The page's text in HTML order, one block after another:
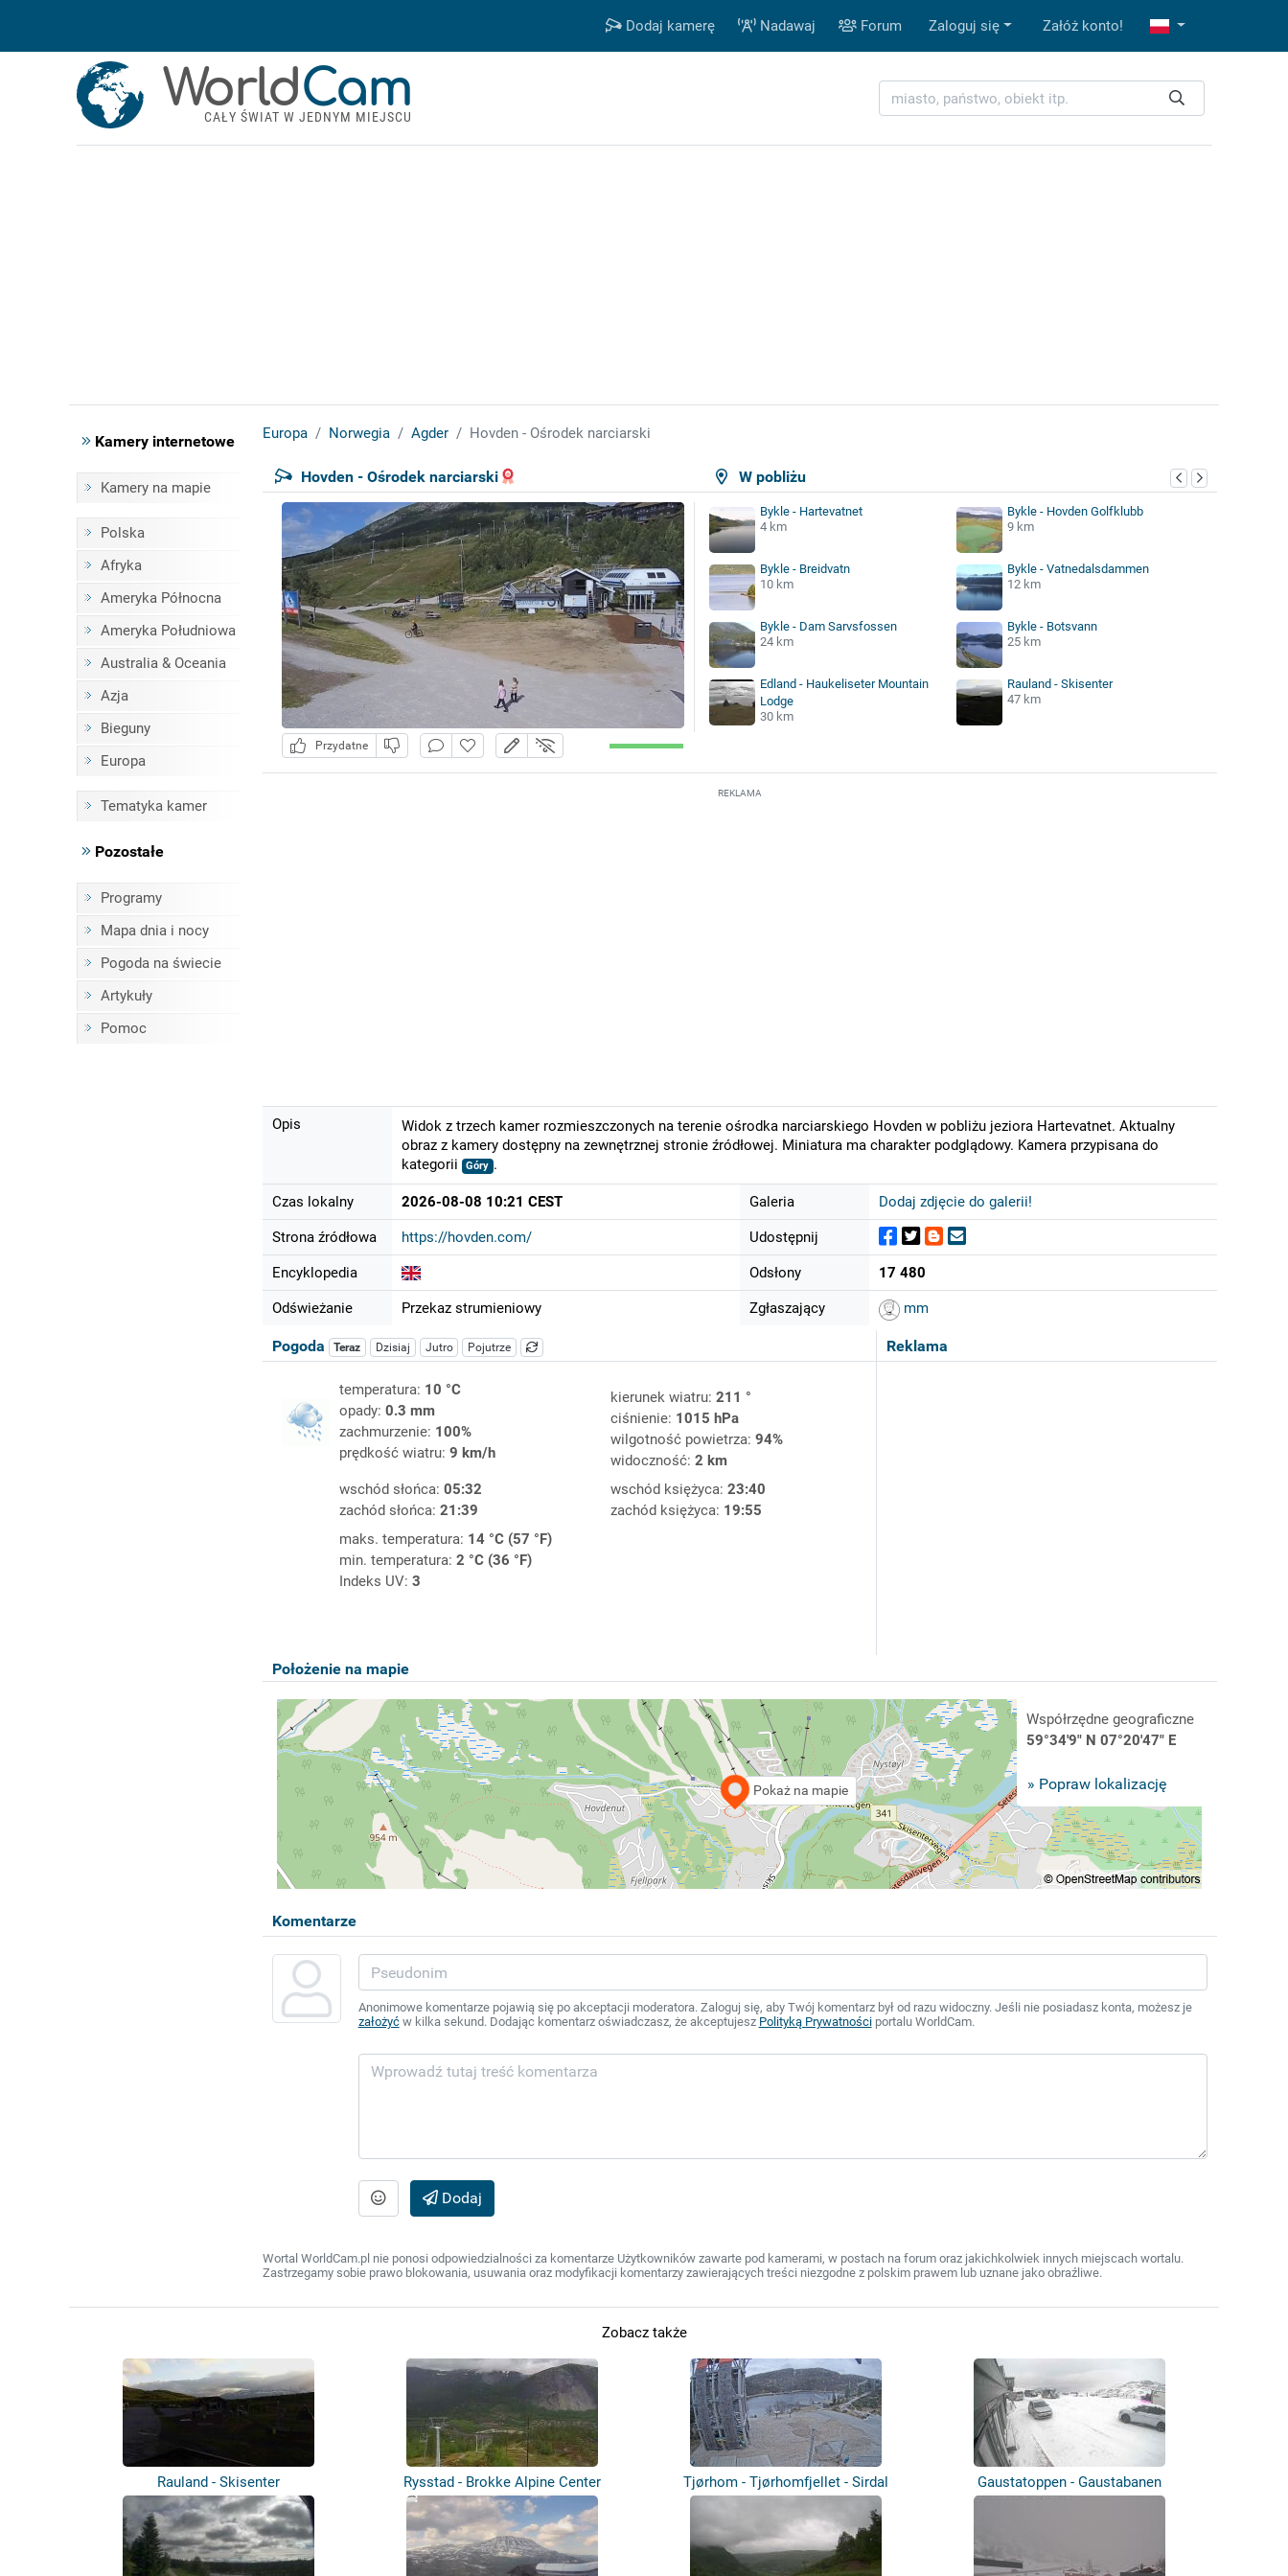
Dodaj kamerę Nadawaj Forum Zaloguj się Załóż konto!
WorldCam
CAŁY ŚWIAT W JEDNYM MIEJSCU
Kamery internetowe
Kamery na mapie
Polska
Afryka
Ameryka Północna
Ameryka Południowa
Australia & Oceania
Azja
Bieguny
Europa
Tematyka kamer
Pozostałe
Programy
Mapa dnia i nocy
Pogoda na świecie
Artykuły
Pomoc
Europa Norwegia Agder Hovden - Ośrodek narciarski
W pobliżu
Hovden - Ośrodek narciarski
Przydatne
Bykle - Hartevatnet
4 km
Bykle - Hovden Golfklubb
9 km
Bykle - Breidvatn
10 km
Bykle - Vatnedalsdammen
12 km
Bykle - Dam Sarvsfossen
24 km
Bykle - Botsvann
25 km
Edland - Haukeliseter Mountain
Lodge
30 km
Rauland - Skisenter
47 km
REKLAMA
Opis
Widok z trzech kamer rozmieszczonych na terenie ośrodka narciarskiego Hovden w pobliżu jeziora Hartevatnet. Aktualny
obraz z kamery dostępny na zewnętrznej stronie źródłowej. Miniatura ma charakter podglądowy. Kamera przypisana do
kategorii
Góry .
Czas lokalny 2026-08-08 10:21 CEST
Strona źródłowa https://hovden.com/
Encyklopedia
Odświeżanie Przekaz strumieniowy
Galeria Dodaj zdjęcie do galerii!
Udostępnij
Odsłony 17 480
Zgłaszający mm
Reklama
Pogoda Teraz Dzisiaj Jutro Pojutrze
temperatura: 10 °C
opady: 0.3 mm
zachmurzenie: 100%
prędkość wiatru: 9 km/h
kierunek wiatru: 211 °
ciśnienie: 1015 hPa
wilgotność powietrza: 94%
widoczność: 2 km
wschód słońca: 05:32
zachód słońca: 21:39
wschód księżyca: 23:40
zachód księżyca: 19:55
maks. temperatura: 14 °C (57 °F)
min. temperatura: 2 °C (36 °F)
Indeks UV: 3
Położenie na mapie
Pokaż na mapie
Współrzędne geograficzne
59°34'9" N 07°20'47" E
» Popraw lokalizację
Komentarze
Anonimowe komentarze pojawią się po akceptacji moderatora. Zaloguj się, aby Twój komentarz był od razu widoczny. Jeśli nie posiadasz konta, możesz je
założyćw kilka sekund. Dodając komentarz oświadczasz, że akceptujesz Polityką Prywatnościportalu WorldCam.
Dodaj
Wortal WorldCam.pl nie ponosi odpowiedzialności za komentarze Użytkowników zawarte pod kamerami, w postach na forum oraz jakichkolwiek innych miejscach wortalu.
Zastrzegamy sobie prawo blokowania, usuwania oraz modyfikacji komentarzy zawierających treści niezgodne z polskim prawem lub uznane jako obraźliwe.
Zobacz także
Rauland - Skisenter Rysstad - Brokke Alpine Center Tjørhom - Tjørhomfjellet - Sirdal Gaustatoppen - Gaustabanen